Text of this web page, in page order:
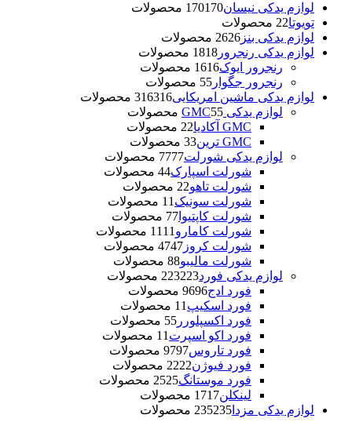
لوازم یدکی نیسان 170170 محصولات
تویوتا 22 محصولات
لوازم یدکی بنز
2626 محصولات
لوازم یدکی رنجرور
1818 محصولات
رنجرور ایوک
1616 محصولات
رنجرور جگوار
55 محصولات
لوازم یدکی ماشین امریکایی
316316 محصولات
لوازم یدکی GMC
55 محصولات
GMC آکادیا
22 محصولات
GMC ترین
33 محصولات
لوازم یدکی شورلت
7777 محصولات
شورلت اسپارک 44 محصولات
شورلت تاهو 22 محصولات
شورلت سونیک
1 1 محصولات
شورلت کاپتیوا
77 محصولات
شورلت کامارو
11 11 محصولات
شورلت کروز
4747 محصولات
شورلت مالیبو 88 محصولات
لوازم یدکی فورد
223223 محصولات
فورد ادج
9696 محصولات
فورد اسکیپ
1 1 محصولات
فورد اکسپلورر
55 محصولات
فورد اکو اسپرت
1 1 محصولات
فورد تاروس
9797 محصولات
فورد فیوژن
2222 محصولات
فورد موستانگ
2525 محصولات
لینکلن
1717 محصولات
لوازم یدکی مزدا
235235 محصولات